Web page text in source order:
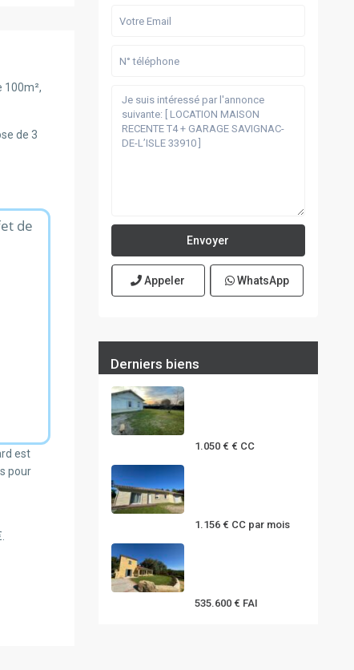
100m²,
de 3
de
est
pour
Appeler WhatsApp
Derniers biens
1.050 € € CC
1.156 € CC par mois
535.600 € FAI